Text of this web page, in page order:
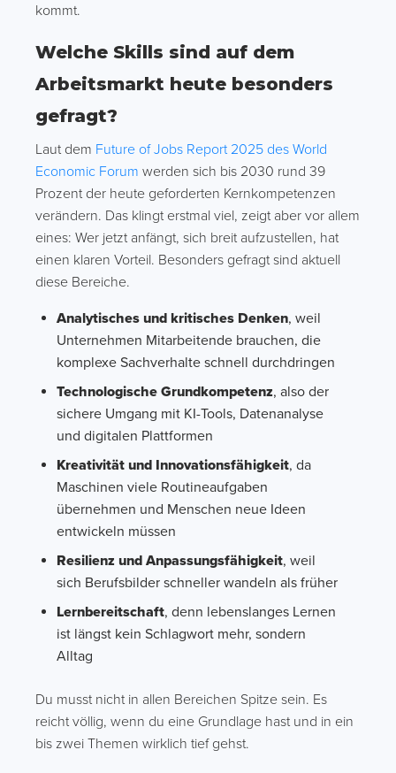
kommt.
Welche Skills sind auf dem
Arbeitsmarkt heute besonders
gefragt?
Laut dem Future of Jobs Report 2025 des World
Economic Forum werden sich bis 2030 rund 39
Prozent der heute geforderten Kernkompetenzen
verändern. Das klingt erstmal viel, zeigt aber vor allem
eines: Wer jetzt anfängt, sich breit aufzustellen, hat
einen klaren Vorteil. Besonders gefragt sind aktuell
diese Bereiche.
Analytisches und kritisches Denken, weil
Unternehmen Mitarbeitende brauchen, die
komplexe Sachverhalte schnell durchdringen
Technologische Grundkompetenz, also der
sichere Umgang mit KI-Tools, Datenanalyse
und digitalen Plattformen
Kreativität und Innovationsfähigkeit, da
Maschinen viele Routineaufgaben
übernehmen und Menschen neue Ideen
entwickeln müssen
Resilienz und Anpassungsfähigkeit, weil
sich Berufsbilder schneller wandeln als früher
Lernbereitschaft, denn lebenslanges Lernen
ist längst kein Schlagwort mehr, sondern
Alltag
Du musst nicht in allen Bereichen Spitze sein. Es
reicht völlig, wenn du eine Grundlage hast und in ein
bis zwei Themen wirklich tief gehst.